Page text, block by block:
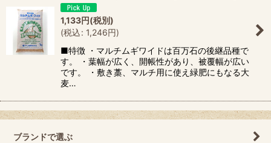
1,133円(税別)
(税込: 1,246円)
■特徴 ・マルチムギワイドは百万石の後継品種で
す。 ・葉幅が広く、開帳性があり、被覆幅が広い
です。 ・敷き藁、マルチ用に使え緑肥にもなる大
麦…
ブランドで選ぶ